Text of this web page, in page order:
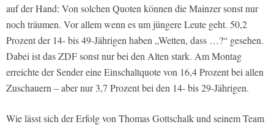
auf der Hand: Von solchen Quoten können die Mainzer sonst nur
noch träumen. Vor allem wenn es um jüngere Leute geht. 50,2
Prozent der 14- bis 49-Jährigen haben „Wetten, dass …?“ gesehen.
Dabei ist dasZDFsonst nur bei den Alten stark. Am Montag
erreichte der Sender eine Einschaltquote von 16,4 Prozent bei allen
Zuschauern – aber nur 3,7 Prozent bei den 14- bis 29-Jährigen.
Wie lässt sich der Erfolg von Thomas Gottschalk und seinem Team